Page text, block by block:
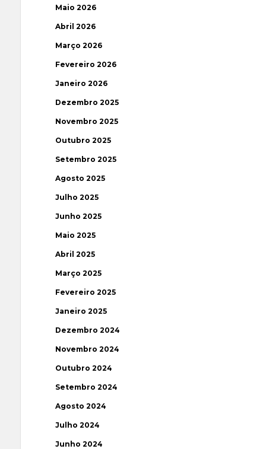
Maio 2026
Abril 2026
Março 2026
Fevereiro 2026
Janeiro 2026
Dezembro 2025
Novembro 2025
Outubro 2025
Setembro 2025
Agosto 2025
Julho 2025
Junho 2025
Maio 2025
Abril 2025
Março 2025
Fevereiro 2025
Janeiro 2025
Dezembro 2024
Novembro 2024
Outubro 2024
Setembro 2024
Agosto 2024
Julho 2024
Junho 2024